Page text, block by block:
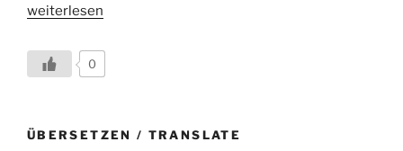
„So
Sie
Ihre
IV
weiterlesen
0
ÜBERSETZEN / TRANSLATE